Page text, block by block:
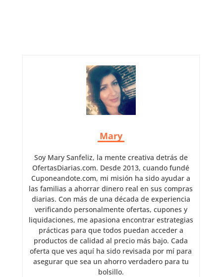
Mary
Soy Mary Sanfeliz, la mente creativa detrás de
OfertasDiarias.com. Desde 2013, cuando fundé
Cuponeandote.com, mi misión ha sido ayudar a
las familias a ahorrar dinero real en sus compras
diarias. Con más de una década de experiencia
verificando personalmente ofertas, cupones y
liquidaciones, me apasiona encontrar estrategias
prácticas para que todos puedan acceder a
productos de calidad al precio más bajo. Cada
oferta que ves aquí ha sido revisada por mí para
asegurar que sea un ahorro verdadero para tu
bolsillo.